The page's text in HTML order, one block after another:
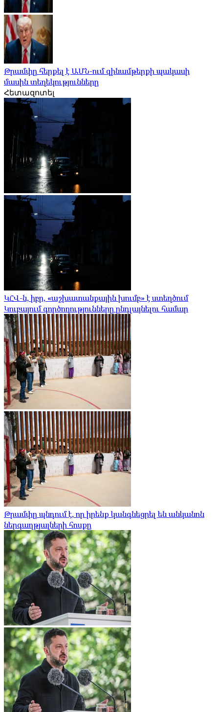
Թրամփը հերքել է ԱՄՆ-ում զինամթերքի պակասի
մասին տեղեկությունները
Հետազոտել
ԿՀՎ-ն, իբր, «աշխատանքային խումբ» է ստեղծում
Կուբայում գործողությունները ընդլայնելու համար
Թրամփը պնդում է, որ իրենք կանգնեցրել են անկանոն
ներգաղթյալների հոսքը